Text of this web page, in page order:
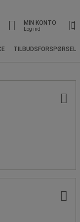
MIN KONTO
Log ind
TILBUDSFORSPØRSEL